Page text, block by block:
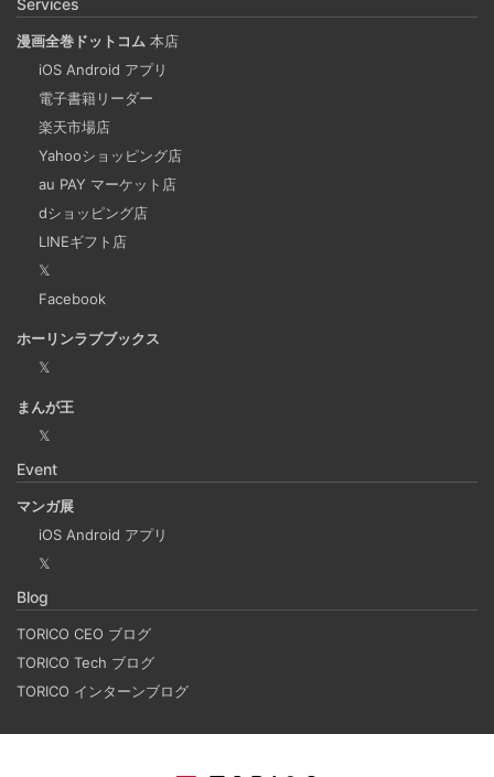
載しています。
ファビコン（favion）はシンボルマーク
2024-03-29
favicon（ファビコン）とは、Favorite Icon（フェイバリッ
トアイコン）の略です。Webサイトのシンボルマークとし
て使用されるアイコン。
「Microsoftアカウント個人」と「職場と学校アカ
ウント（組織アカウント）」
会社のメールアドレスで作られたMicrosoftアカウントが３
つも存在していた。なぜ、登録されてしまったのか、個人
と組織のアカウントの見分け方など
もっと見る
Services
漫画全巻ドットコム 本店
iOS Android アプリ
電子書籍リーダー
楽天市場店
Yahooショッピング店
au PAY マーケット店
dショッピング店
LINEギフト店
𝕏
Facebook
ホーリンラブブックス
𝕏
まんが王
𝕏
Event
マンガ展
iOS Android アプリ
𝕏
Blog
TORICO CEO ブログ
TORICO Tech ブログ
TORICO インターンブログ